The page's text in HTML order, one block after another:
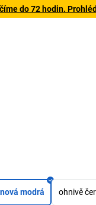
do 72 hodin.
modrá ohnivě